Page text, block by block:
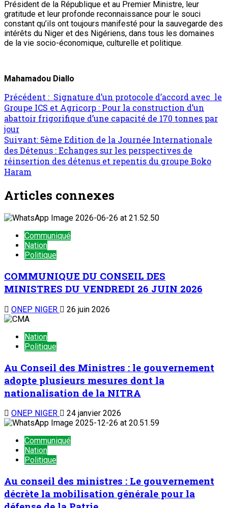
Président de la République et au Premier Ministre, leur
gratitude et leur profonde reconnaissance pour le souci
constant qu’ils ont toujours manifesté pour la sauvegarde des
intérêts du Niger et des Nigériens, dans tous les domaines
de la vie socio-économique, culturelle et politique.
Mahamadou Diallo
Précédent : Signature d’un protocole d’accord avec le
Groupe ICS et Agricorp : Pour la construction d’un
abattoir frigorifique d’une capacité de 170 tonnes par
jour
Suivant: 5ème Edition de la Journée Internationale
des Détenus : Echanges sur les perspectives de
réinsertion des détenus et repentis du groupe Boko
Haram
Articles connexes
Communiqué
Nation
Politique
COMMUNIQUE DU CONSEIL DES
MINISTRES DU VENDREDI 26 JUIN 2026
ONEP NIGER 26 juin 2026
Nation
Politique
Au Conseil des Ministres : le gouvernement
adopte plusieurs mesures dont la
nationalisation de la NITRA
ONEP NIGER 24 janvier 2026
Communiqué
Nation
Politique
Au conseil des ministres : Le gouvernement
décrète la mobilisation générale pour la